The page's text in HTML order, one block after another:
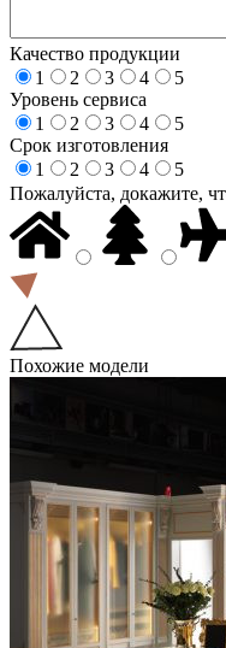
Качество продукции
1
2 3 4
5
Уровень сервиса
1
2 3 4
5
Срок изготовления
1
2 3 4
5
Пожалуйста, докажите,
Похожие модели